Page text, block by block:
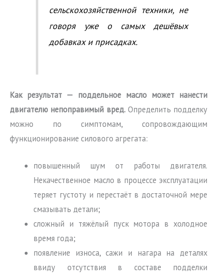
сельскохозяйственной техники, не
говоря уже о самых дешёвых
добавках и присадках.
Как результат — поддельное масло может нанести
двигателю непоправимый вред.Определить подделку
можно по симптомам, сопровождающим
функционирование силового агрегата:
повышенный шум от работы двигателя.
Некачественное масло в процессе эксплуатации
теряет густоту и перестаёт в достаточной мере
смазывать детали;
сложный и тяжёлый пуск мотора в холодное
время года;
появление износа, сажи и нагара на деталях
ввиду отсутствия в составе подделки